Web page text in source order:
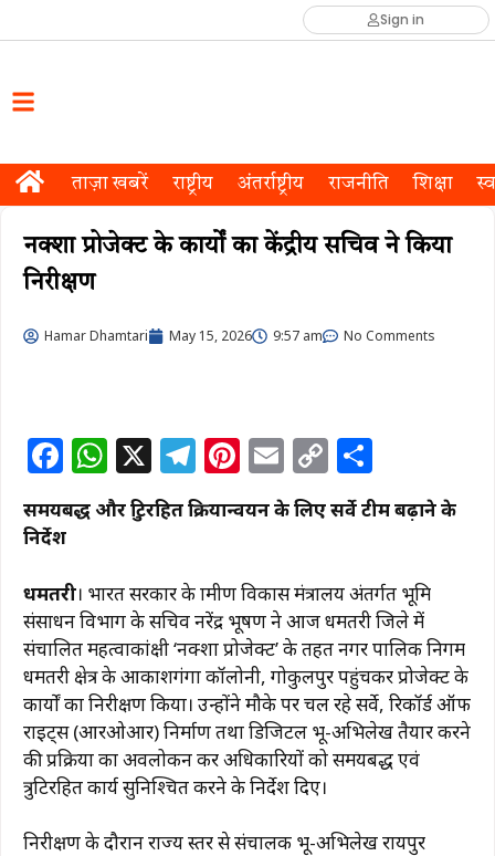
Sign in
ताज़ा खबरें राष्ट्रीय अंतर्राष्ट्रीय राजनीति शिक्षा
नक्शा प्रोजेक्ट के कार्यों का केंद्रीय सचिव ने किया
निरीक्षण
Hamar Dhamtari May 15, 2026 9:57 am No Comments
F
c
b
o
o
k
W
h
at
A
p
p
X T
el
e
ra
m
Pi
te
st
E
m
ai
C
o
p
Li
n
k
h
ar
समयबद्ध और त्रुटिरहित क्रियान्वयन के लिए सर्वे टीम बढ़ाने के
निर्देश
धमतरी। भारत सरकार के ग्रामीण विकास मंत्रालय अंतर्गत भूमि
संसाधन विभाग के सचिव नरेंद्र भूषण ने आज धमतरी जिले में
संचालित महत्वाकांक्षी ‘नक्शा प्रोजेक्ट’ के तहत नगर पालिक निगम
धमतरी क्षेत्र के आकाशगंगा कॉलोनी, गोकुलपुर पहुंचकर प्रोजेक्ट के
कार्यों का निरीक्षण किया। उन्होंने मौके पर चल रहे सर्वे, रिकॉर्ड ऑफ
राइट्स (आरओआर) निर्माण तथा डिजिटल भू-अभिलेख तैयार करने
की प्रक्रिया का अवलोकन कर अधिकारियों को समयबद्ध एवं
त्रुटिरहित कार्य सुनिश्चित करने के निर्देश दिए।
निरीक्षण के दौरान राज्य स्तर से संचालक भू-अभिलेख रायपुर